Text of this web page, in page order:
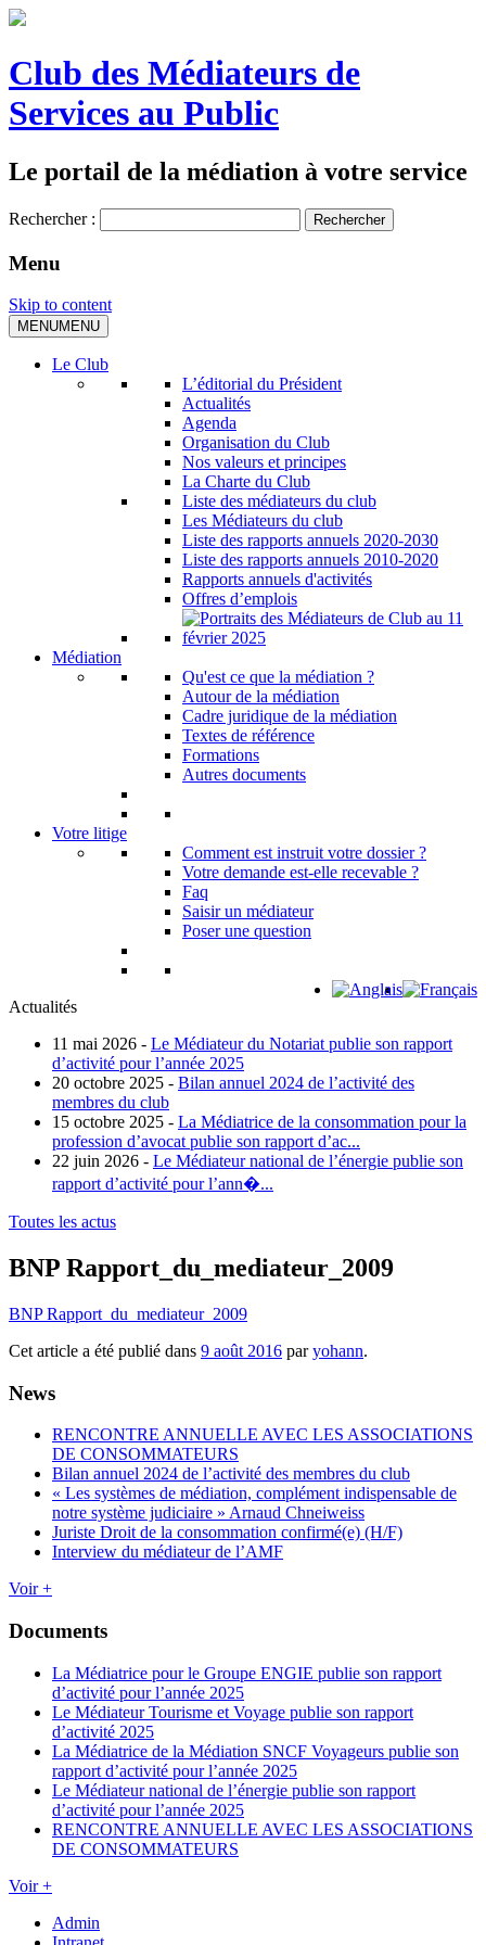
Club des Médiateurs de
Services au Public
Le portail de la médiation à votre service
Rechercher :
Menu
Skip to content
MENUMENU
Le Club
L’éditorial du Président
Actualités
Agenda
Organisation du Club
Nos valeurs et principes
La Charte du Club
Liste des médiateurs du club
Les Médiateurs du club
Liste des rapports annuels 2020-2030
Liste des rapports annuels 2010-2020
Rapports annuels d'activités
Offres d’emplois
Médiation
Qu'est ce que la médiation ?
Autour de la médiation
Cadre juridique de la médiation
Textes de référence
Formations
Autres documents
Votre litige
Comment est instruit votre dossier ?
Votre demande est-elle recevable ?
Faq
Saisir un médiateur
Poser une question
Actualités
11 mai 2026 - Le Médiateur du Notariat publie son rapport
d’activité pour l’année 2025
20 octobre 2025 - Bilan annuel 2024 de l’activité des
membres du club
15 octobre 2025 - La Médiatrice de la consommation pour la
profession d’avocat publie son rapport d’ac...
22 juin 2026 - Le Médiateur national de l’énergie publie son
rapport d’activité pour l’ann�...
Toutes les actus
BNP Rapport_du_mediateur_2009
BNP Rapport_du_mediateur_2009
Cet article a été publié dans 9 août 2016 paryohann.
News
RENCONTRE ANNUELLE AVEC LES ASSOCIATIONS
DE CONSOMMATEURS
Bilan annuel 2024 de l’activité des membres du club
« Les systèmes de médiation, complément indispensable de
notre système judiciaire » Arnaud Chneiweiss
Juriste Droit de la consommation confirmé(e) (H/F)
Interview du médiateur de l’AMF
Voir +
Documents
La Médiatrice pour le Groupe ENGIE publie son rapport
d’activité pour l’année 2025
Le Médiateur Tourisme et Voyage publie son rapport
d’activité 2025
La Médiatrice de la Médiation SNCF Voyageurs publie son
rapport d’activité pour l’année 2025
Le Médiateur national de l’énergie publie son rapport
d’activité pour l’année 2025
RENCONTRE ANNUELLE AVEC LES ASSOCIATIONS
DE CONSOMMATEURS
Voir +
Admin